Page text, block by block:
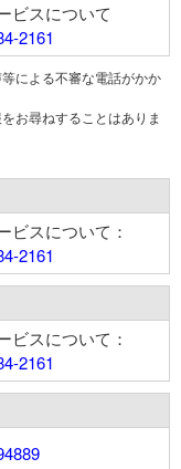
ビスについて
2161
による不審な電話がかか
お尋ねすることはありま
ビスについて：
2161
ビスについて：
2161